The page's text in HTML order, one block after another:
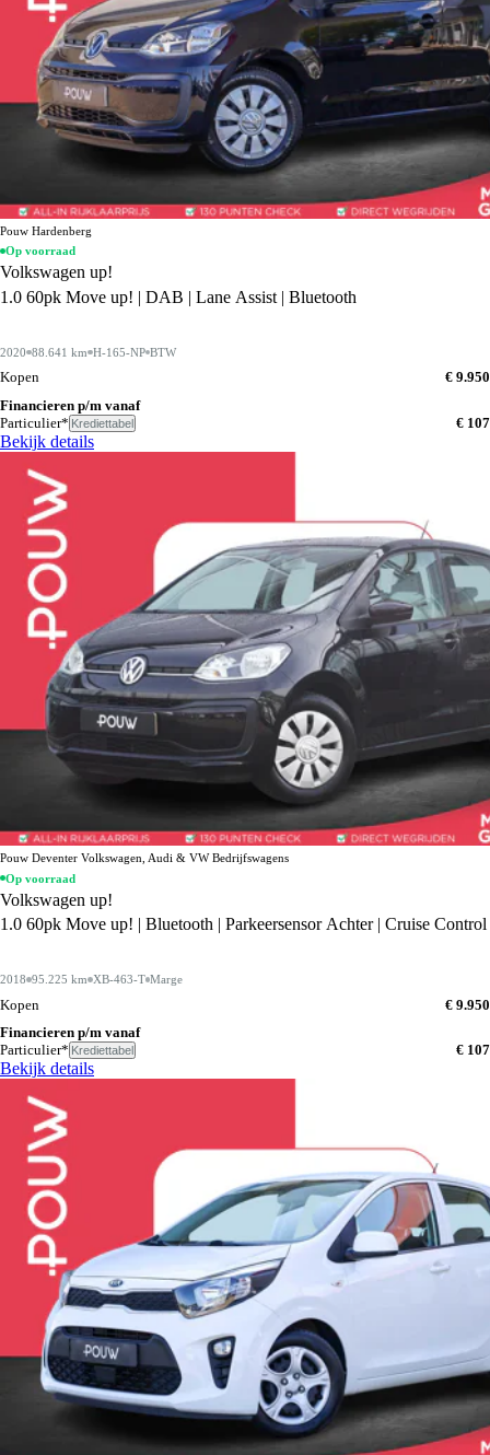
Pouw Hardenberg
Op voorraad
Volkswagen up!
1.0 60pk Move up! | DAB | Lane Assist | Bluetooth
2020 88.641 km H-165-NP BTW
Kopen
€ 9.950
Financieren p/m vanaf
Particulier* Krediettabel € 107
Bekijk details
Pouw Deventer Volkswagen, Audi & VW Bedrijfswagens
Op voorraad
Volkswagen up!
1.0 60pk Move up! | Bluetooth | Parkeersensor Achter | Cruise Control
2018 95.225 km XB-463-T Marge
Kopen
€ 9.950
Financieren p/m vanaf
Particulier* Krediettabel € 107
Bekijk details